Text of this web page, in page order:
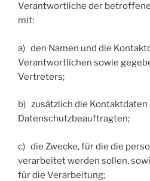
Verantwortliche der
mit:
a) den Namen und die
Verantwortlichen sowie
Vertreters;
b) zusätzlich die Kontaktdaten
Datenschutzbeauftragten;
c) die Zwecke, für die die
verarbeitet werden sollen,
für die Verarbeitung;